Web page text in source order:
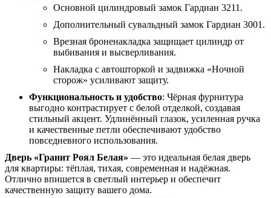
Основной цилиндровый замок Гардиан 3211.
Дополнительный сувальдный замок Гардиан 3001.
Врезная броненакладка защищает цилиндр от
выбивания и высверливания.
Накладка с автошторкой и задвижка «Ночной
сторож» усиливают защиту.
Функциональность и удобство: Чёрная фурнитура
выгодно контрастирует с белой отделкой, создавая
стильный акцент. Удлинённый глазок, усиленная ручка
и качественные петли обеспечивают удобство
повседневного использования.
Дверь «Гранит Роял Белая» — это идеальная белая дверь
для квартиры: тёплая, тихая, современная и надёжная.
Отлично впишется в светлый интерьер и обеспечит
качественную защиту вашего дома.